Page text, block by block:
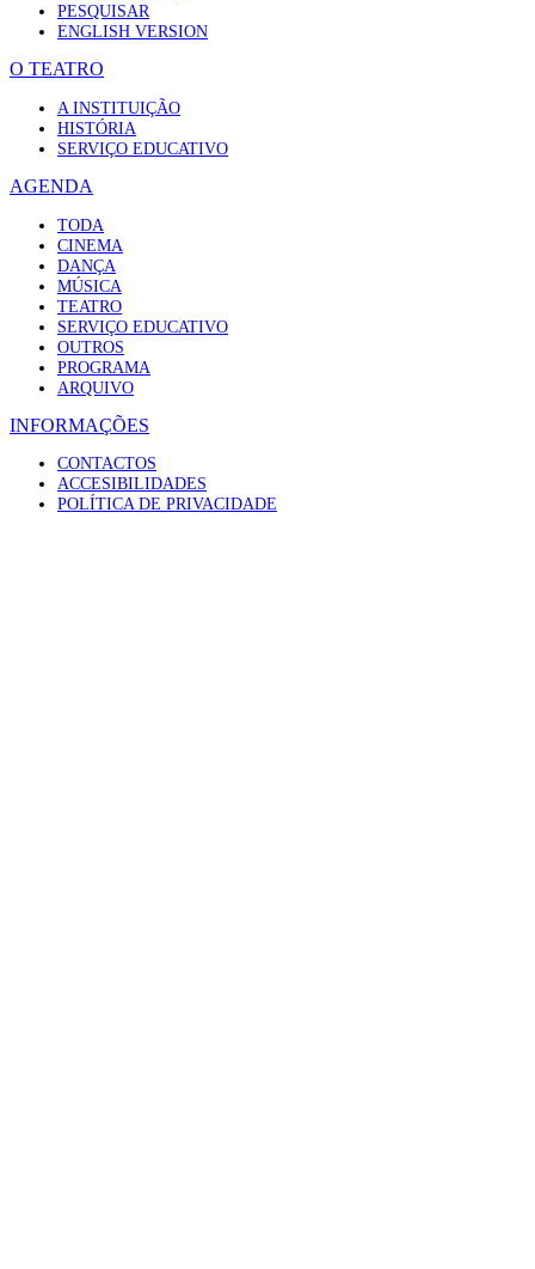
PESQUISAR
ENGLISH VERSION
O TEATRO
A INSTITUIÇÃO
HISTÓRIA
SERVIÇO EDUCATIVO
AGENDA
TODA
CINEMA
DANÇA
MÚSICA
TEATRO
SERVIÇO EDUCATIVO
OUTROS
PROGRAMA
ARQUIVO
INFORMAÇÕES
CONTACTOS
ACCESIBILIDADES
POLÍTICA DE PRIVACIDADE